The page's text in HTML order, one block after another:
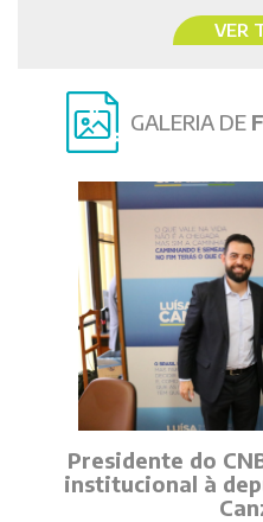
VER
GALERIA DE
Presidente do
institucional à